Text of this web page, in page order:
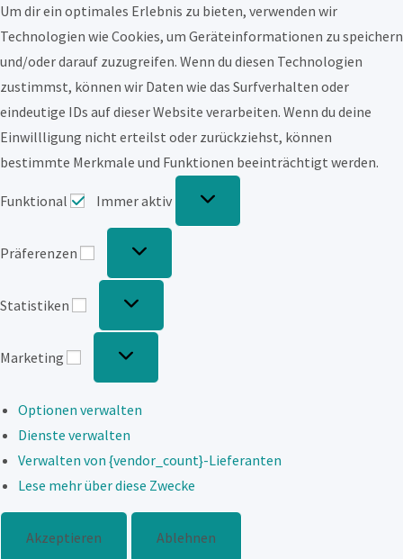
Um dir ein optimales Erlebnis zu bieten, verwenden wir
Technologien wie Cookies, um Geräteinformationen zu speichern
und/oder darauf zuzugreifen. Wenn du diesen Technologien
zustimmst, können wir Daten wie das Surfverhalten oder
eindeutige IDs auf dieser Website verarbeiten. Wenn du deine
Einwillligung nicht erteilst oder zurückziehst, können
bestimmte Merkmale und Funktionen beeinträchtigt werden.
Funktional Immer aktiv
Präferenzen
Präferenzen
Statistiken
Statistiken
Marketing
Marketing
Optionen verwalten
Dienste verwalten
Verwalten von {vendor_count}-Lieferanten
Lese mehr über diese Zwecke
Akzeptieren Ablehnen